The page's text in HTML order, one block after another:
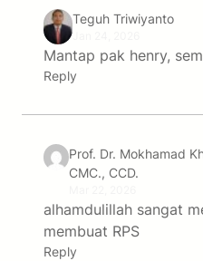
Teguh Triwiyanto
Mantap pak henry,
Reply
Prof. Dr. Mokhamad
CMC., CCD.
alhamdulillah sangat
membuat RPS
Reply